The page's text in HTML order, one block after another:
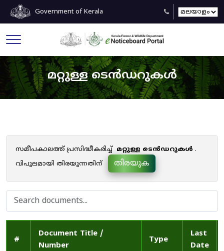
Government of Kerala
മറ്റുള്ള ടെൻഡറുകൾ
സമീപകാലത്ത് പ്രസിദ്ധീകരിച്ച് മറ്റുള്ള ടെൻഡറുകൾ .
വിപുലമായി തിരയുന്നതിന്
തിരയുക
#
Document Title /
Number
Type
Last
Date